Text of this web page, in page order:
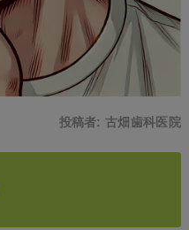
投稿者:古畑歯科医院